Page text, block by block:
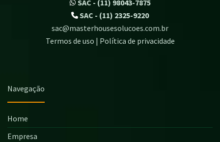
SAC - (11) 98043-7875
SAC - (11) 2325-9220
sac@masterhousesolucoes.com.br
Termos de uso | Política de privacidade
Navegação
Home
Empresa